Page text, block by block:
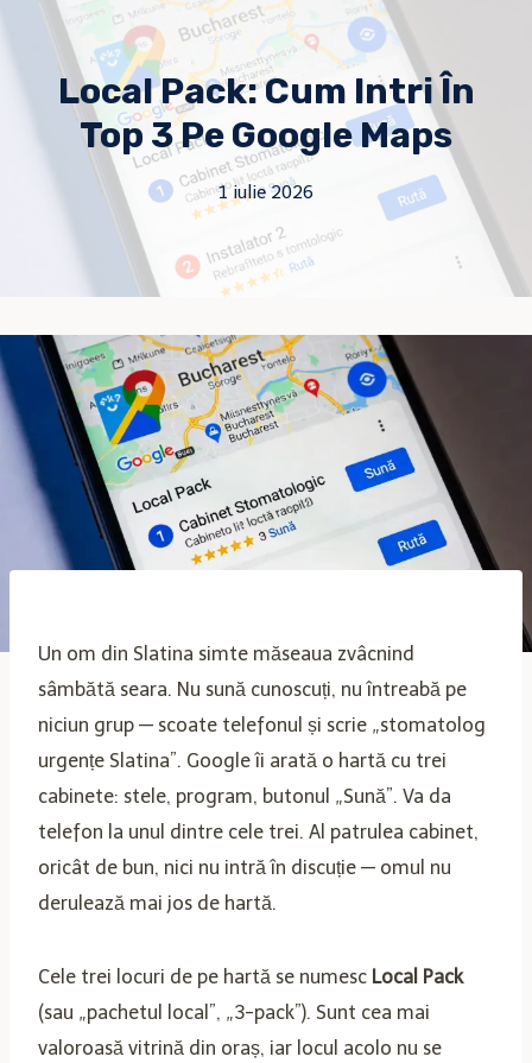
contentLocal Pack: Cum Intri În
Top 3 Pe Google Maps
1 iulie 2026
Un om din Slatina simte măseaua zvâcnind
sâmbătă seara. Nu sună cunoscuți, nu întreabă pe
niciun grup — scoate telefonul și scrie „stomatolog
urgențe Slatina”. Google îi arată o hartă cu trei
cabinete: stele, program, butonul „Sună”. Va da
telefon la unul dintre cele trei. Al patrulea cabinet,
oricât de bun, nici nu intră în discuție — omul nu
derulează mai jos de hartă.
Cele trei locuri de pe hartă se numesc Local Pack
(sau „pachetul local”, „3-pack”). Sunt cea mai
valoroasă vitrină din oraș, iar locul acolo nu se